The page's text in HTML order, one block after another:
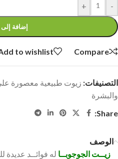
-
+
إضافة
Compare
to wishlist
التصنيفات: زيوت طبيعية معصورة على
والبشرة
Share:
الوصف
زيــت الجوجوبــا له فوائــد